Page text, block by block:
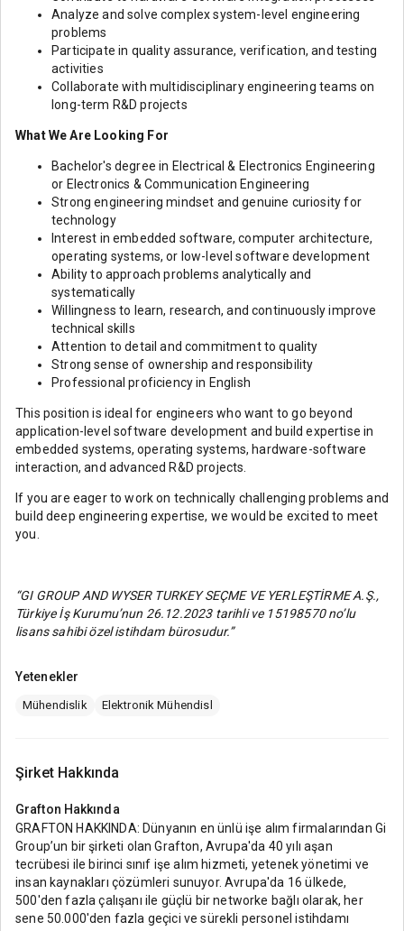
Analyze and solve complex system-level engineering
problems
Participate in quality assurance, verification, and testing
activities
Collaborate with multidisciplinary engineering teams on
long-term R&D projects
What We Are Looking For
Bachelor's degree in Electrical & Electronics Engineering
or Electronics & Communication Engineering
Strong engineering mindset and genuine curiosity for
technology
Interest in embedded software, computer architecture,
operating systems, or low-level software development
Ability to approach problems analytically and
systematically
Willingness to learn, research, and continuously improve
technical skills
Attention to detail and commitment to quality
Strong sense of ownership and responsibility
Professional proficiency in English
This position is ideal for engineers who want to go beyond
application-level software development and build expertise in
embedded systems, operating systems, hardware-software
interaction, and advanced R&D projects.
If you are eager to work on technically challenging problems and
build deep engineering expertise, we would be excited to meet
you.
“GI GROUP AND WYSER TURKEY SEÇME VE YERLEŞTİRME A.Ş.,
Türkiye İş Kurumu’nun 26.12.2023 tarihli ve 15198570 no’lu
lisans sahibi özel istihdam bürosudur.”
Yetenekler
Mühendislik Elektronik Mühendisl
Şirket Hakkında
Grafton Hakkında
GRAFTON HAKKINDA: Dünyanın en ünlü işe alım firmalarından Gi
Group’un bir şirketi olan Grafton, Avrupa'da 40 yılı aşan
tecrübesi ile birinci sınıf işe alım hizmeti, yetenek yönetimi ve
insan kaynakları çözümleri sunuyor. Avrupa'da 16 ülkede,
500'den fazla çalışanı ile güçlü bir networke bağlı olarak, her
sene 50.000'den fazla geçici ve sürekli personel istihdamı